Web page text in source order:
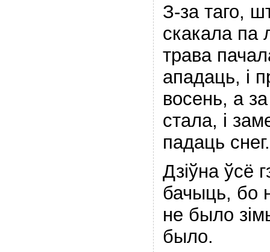
З-за таго,
скакала па
трава
ападаць, і
восень, а
стала, і
падаць снег.
Дзіўна ўсё
бачыць, бо
не было
было.